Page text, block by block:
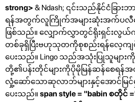
strong> & Ndash; ၎င်းသည်နိုင်ငံခြာ
ရန်အတွက်လူကြိုက်အများဆုံးအက်ပလီက
ဖြစ်သည်။ လျှောက်လွှာတွင်ရိုးရှင်းလွယ်ကူပ
တစ်ခုရှိပြီးဗဟုသုတကိုစုစည်းရန်လေ့ကျင့်
ပေးသည်။ Lingo သည်အသုံးပြုသူများ
တို့၏ပန်းတိုင်များကိုပိုမိုမြန်ဆန်စေရန်
လှုံ့ဆော်သောဆုလာဘ်များနှင့်အောင်မြ
ပေးသည်။ span style = "babin စတိုင်